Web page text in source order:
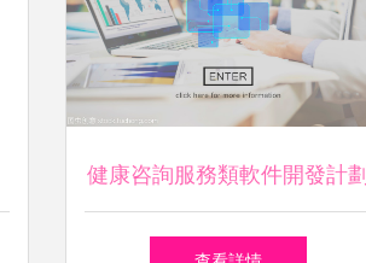
健康咨詢服務類軟件開發計劃